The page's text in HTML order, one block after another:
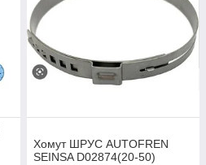
Хомут ШРУС AUTOFREN
SEINSA D02874(20-50)